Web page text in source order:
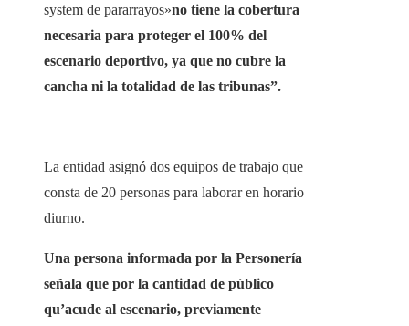
system de pararrayos»no tiene la cobertura
necesaria para proteger el 100% del
escenario deportivo, ya que no cubre la
cancha ni la totalidad de las tribunas”.
La entidad asignó dos equipos de trabajo que
consta de 20 personas para laborar en horario
diurno.
Una persona informada por la Personería
señala que por la cantidad de público
qu’acude al escenario, previamente